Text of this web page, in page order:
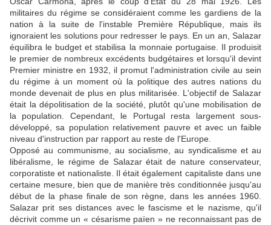
militaires du régime se considéraient comme les gardiens de la
nation à la suite de l'instable Première République, mais ils
ignoraient les solutions pour redresser le pays. En un an, Salazar
équilibra le budget et stabilisa la monnaie portugaise. Il produisit
le premier de nombreux excédents budgétaires et lorsqu'il devint
Premier ministre en 1932, il promut l'administration civile au sein
du régime à un moment où la politique des autres nations du
monde devenait de plus en plus militarisée. L'objectif de Salazar
était la dépolitisation de la société, plutôt qu'une mobilisation de
la population. Cependant, le Portugal resta largement sous-
développé, sa population relativement pauvre et avec un faible
niveau d'instruction par rapport au reste de l'Europe.
Opposé au communisme, au socialisme, au syndicalisme et au
libéralisme, le régime de Salazar était de nature conservateur,
corporatiste et nationaliste. Il était également capitaliste dans une
certaine mesure, bien que de manière très conditionnée jusqu'au
début de la phase finale de son règne, dans les années 1960.
Salazar prit ses distances avec le fascisme et le nazisme, qu'il
décrivit comme un « césarisme païen » ne reconnaissant pas de